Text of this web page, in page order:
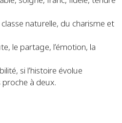
naturelle, du charisme et
le partage, l’émotion, la
si l’histoire évolue
à deux.